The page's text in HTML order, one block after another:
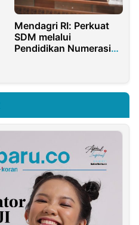
Mendagri RI: Perkuat
SDM melalui
Pendidikan Numerasi